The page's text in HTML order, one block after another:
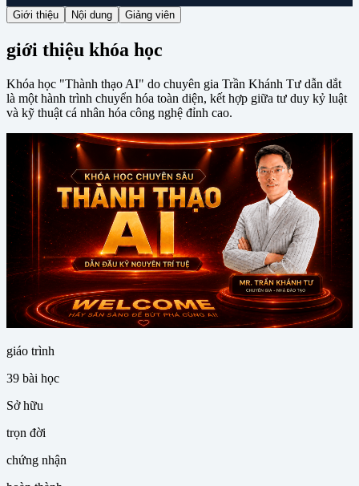
Giới thiệu Nội dung Giảng viên
giới thiệu khóa học
Khóa học "Thành thạo AI" do chuyên gia Trần Khánh Tư dẫn dắt
là một hành trình chuyển hóa toàn diện, kết hợp giữa tư duy kỷ luật
và kỹ thuật cá nhân hóa công nghệ đỉnh cao.
giáo trình
39 bài học
Sở hữu
trọn đời
chứng nhận